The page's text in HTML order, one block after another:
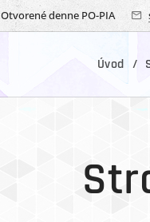
Otvorené denne PO-PIA
Úvod